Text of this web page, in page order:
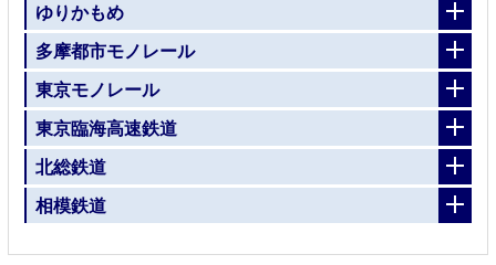
ゆりかもめ
多摩都市モノレール
東京モノレール
東京臨海高速鉄道
北総鉄道
相模鉄道